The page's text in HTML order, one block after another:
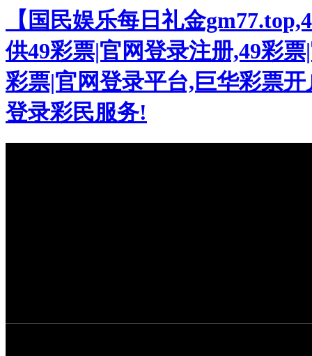
【国民娱乐每日礼金
供49彩票|官网登录注册,49彩
彩票|官网登录平台,巨华彩票
登录彩民服务!